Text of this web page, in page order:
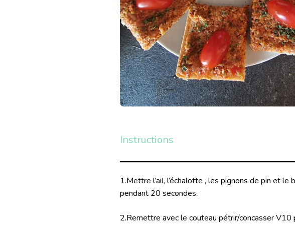
Instructions
1.Mettre l’ail, l’échalotte , les pignons de pin et le
pendant 20 secondes.
2.Remettre avec le couteau pétrir/concasser V10